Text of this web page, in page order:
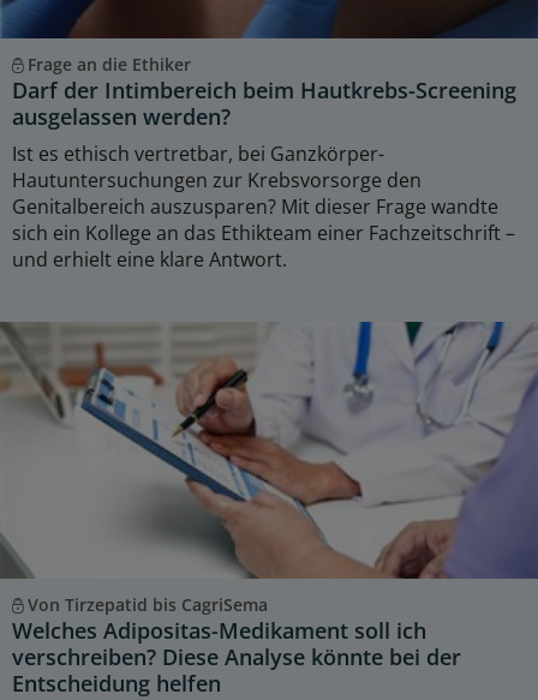
Frage an die Ethiker
Darf der Intimbereich beim Hautkrebs-Screening
ausgelassen werden?
Ist es ethisch vertretbar, bei Ganzkörper-
Hautuntersuchungen zur Krebsvorsorge den
Genitalbereich auszusparen? Mit dieser Frage wandte
sich ein Kollege an das Ethikteam einer Fachzeitschrift –
und erhielt eine klare Antwort.
Von Tirzepatid bis CagriSema
Welches Adipositas-Medikament soll ich
verschreiben? Diese Analyse könnte bei der
Entscheidung helfen